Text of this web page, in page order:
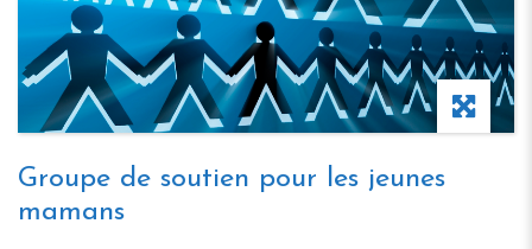
Groupe de soutien pour les jeunes
mamans